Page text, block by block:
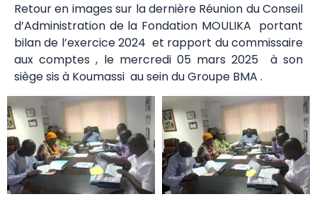
Retour en images sur la dernière Réunion du Conseil
d’Administration de la Fondation MOULIKA portant
bilan de l’exercice 2024 et rapport du commissaire
aux comptes , le mercredi 05 mars 2025 à son
siège sis à Koumassi au sein du Groupe BMA .